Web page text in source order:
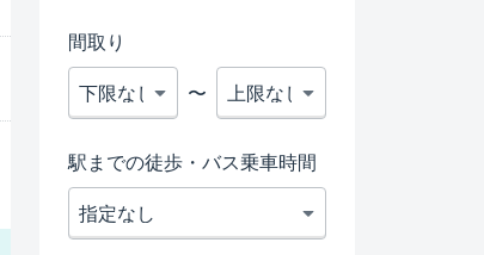
間取り
〜
駅までの徒歩・バス乗車時間